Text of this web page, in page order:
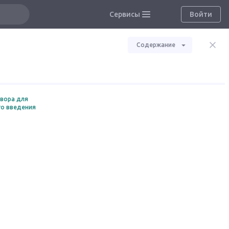
Сервисы Войти
Содержание
для
введения